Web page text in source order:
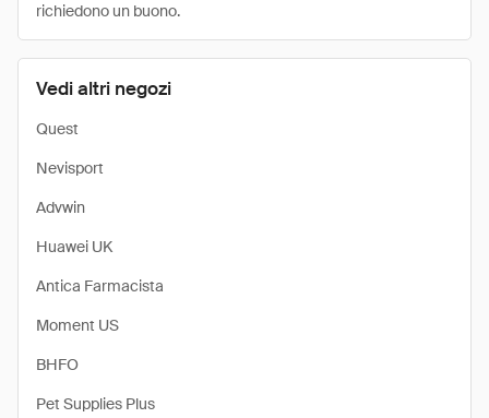
Vedi altri negozi
Quest
Nevisport
Advwin
Huawei UK
Antica Farmacista
Moment US
BHFO
Pet Supplies Plus
richiedono un buono.